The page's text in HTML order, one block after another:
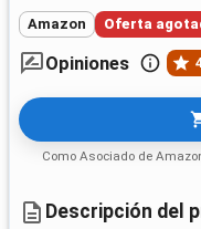
Amazon Oferta
Opiniones
Como Asociado de
Descripción del